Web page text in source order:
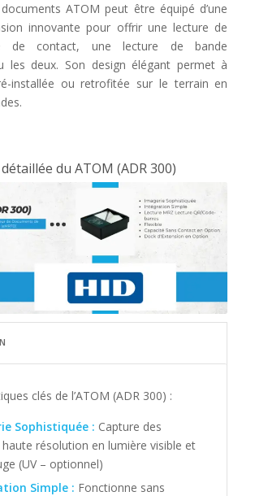
ATOM peut être équipé d’une
innovante pour offrir une lecture de
de contact, une lecture de bande
les deux. Son design élégant permet à
installée ou retrofitée sur le terrain en
du ATOM (ADR 300)
clés de l’ATOM (ADR 300) :
Sophistiquée : Capture des
résolution en lumière visible et
(UV – optionnel)
Simple : Fonctionne sans